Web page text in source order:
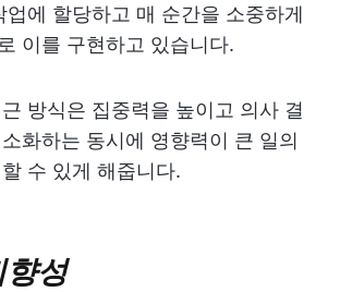
업에 할당하고 매 순간을 소중하게
이를 구현하고 있습니다.
방식은 집중력을 높이고 의사 결
화하는 동시에 영향력이 큰 일의
수 있게 해줍니다.
성